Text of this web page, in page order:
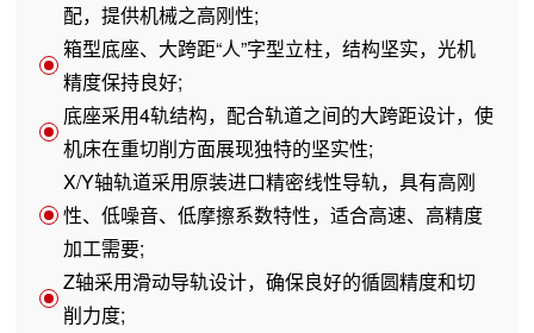
配，提供机械之高刚性;
箱型底座、大跨距“人”字型立柱，结构坚实，光机
精度保持良好;
底座采用4轨结构，配合轨道之间的大跨距设计，使
机床在重切削方面展现独特的坚实性;
X/Y轴轨道采用原装进口精密线性导轨，具有高刚
性、低噪音、低摩擦系数特性，适合高速、高精度
加工需要;
Z轴采用滑动导轨设计，确保良好的循圆精度和切
削力度;